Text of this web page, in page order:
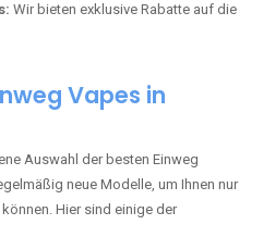
Wir bieten exklusive Rabatte auf die
Vapes in
Auswahl der besten Einweg
neue Modelle, um Ihnen nur
Hier sind einige der